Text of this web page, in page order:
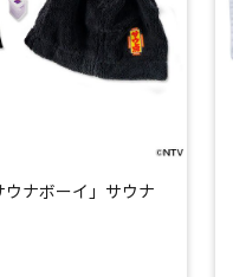
ウナボーイ」サウナ